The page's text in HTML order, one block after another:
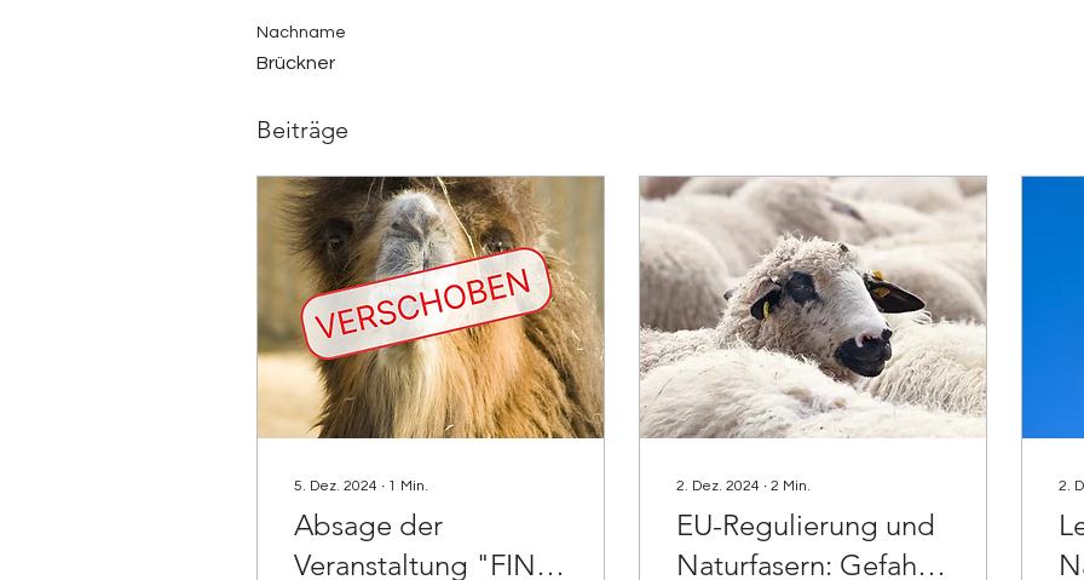
Nachname
Brückner
Beiträge
5. Dez. 2024 ∙ 1 Min.
Absage der
Veranstaltung "FINa
2. Dez. 2024 ∙ 2 Min.
EU-Regulierung und
Naturfasern: Gefahr
2.